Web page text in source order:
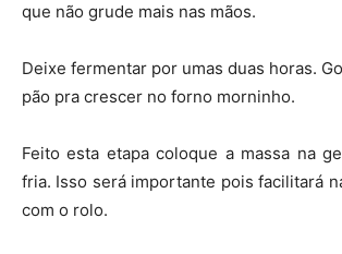
que não grude mais nas mãos.
Deixe fermentar por umas duas horas.
pão pra crescer no forno morninho.
Feito esta etapa coloque a massa na
fria. Isso será importante pois facilitará
com o rolo.